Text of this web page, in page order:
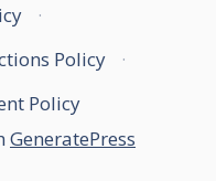
·
Policy
·
Policy
GeneratePress